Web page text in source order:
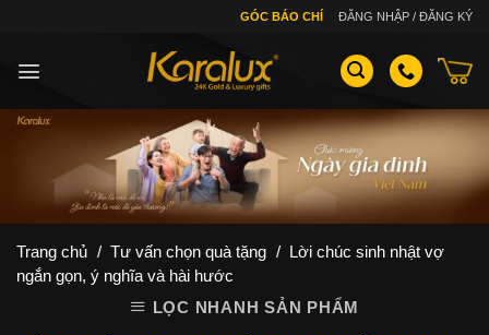
GÓC BÁO CHÍ ĐĂNG NHẬP / ĐĂNG KÝ
Trang chủ / Tư vấn chọn quà tặng / Lời chúc sinh nhật vợ
ngắn gọn, ý nghĩa và hài hước
LỌC NHANH SẢN PHẨM